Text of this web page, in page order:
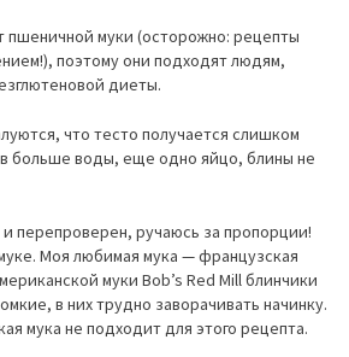
пшеничной муки (осторожно: рецепты
поэтому они подходят людям,
диеты.
что тесто получается слишком
больше воды, еще одно яйцо, блины не
перепроверен, ручаюсь за пропорции!
Моя любимая мука — французская
муки Bob’s Red Mill блинчики
в них трудно заворачивать начинку.
мука не подходит для этого рецепта.